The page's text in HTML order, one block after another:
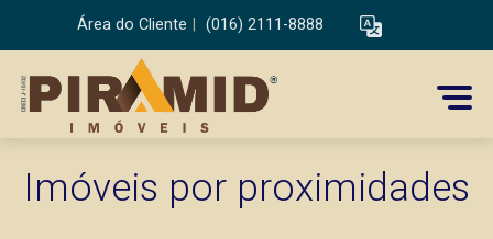
Área do Cliente (016) 2111-8888
Imóveis por proximidades